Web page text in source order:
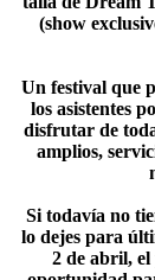
(show
Un festival que
los asistentes
disfrutar de
amplios,
Si todavía no
lo dejes para
2 de abril, el